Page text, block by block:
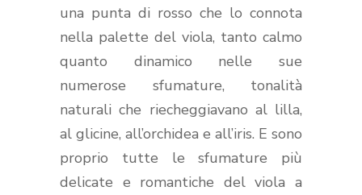
una punta di rosso che lo connota
nella palette del viola, tanto calmo
quanto dinamico nelle sue
numerose sfumature, tonalità
naturali che riecheggiavano al lilla,
al glicine, all’orchidea e all’iris. E sono
proprio tutte le sfumature più
delicate e romantiche del viola a